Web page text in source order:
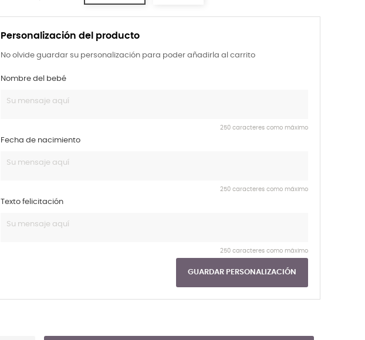
Personalización del producto
No olvide guardar su personalización para poder añadirla al carrito
Nombre del bebé
250 caracteres como máximo
Fecha de nacimiento
250 caracteres como máximo
Texto felicitación
250 caracteres como máximo
GUARDAR PERSONALIZACIÓN